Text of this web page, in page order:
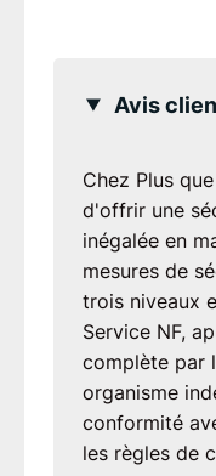
Avis
Chez Plus
d'offrir une
inégalée en
mesures de
trois niveaux
Service NF,
complète par
organisme
conformité
les règles de